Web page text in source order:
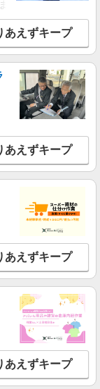
♪田町駅のシニア
払い有/週払い有/交
を見る
守りスタッフ＠白
払い有/週払い有/交
を見る
験・ブランクOK
払い有/週払い有/交
市岩槻区・久喜市・
あえずキープ
あえずキープ
あえずキープ
あえずキープ